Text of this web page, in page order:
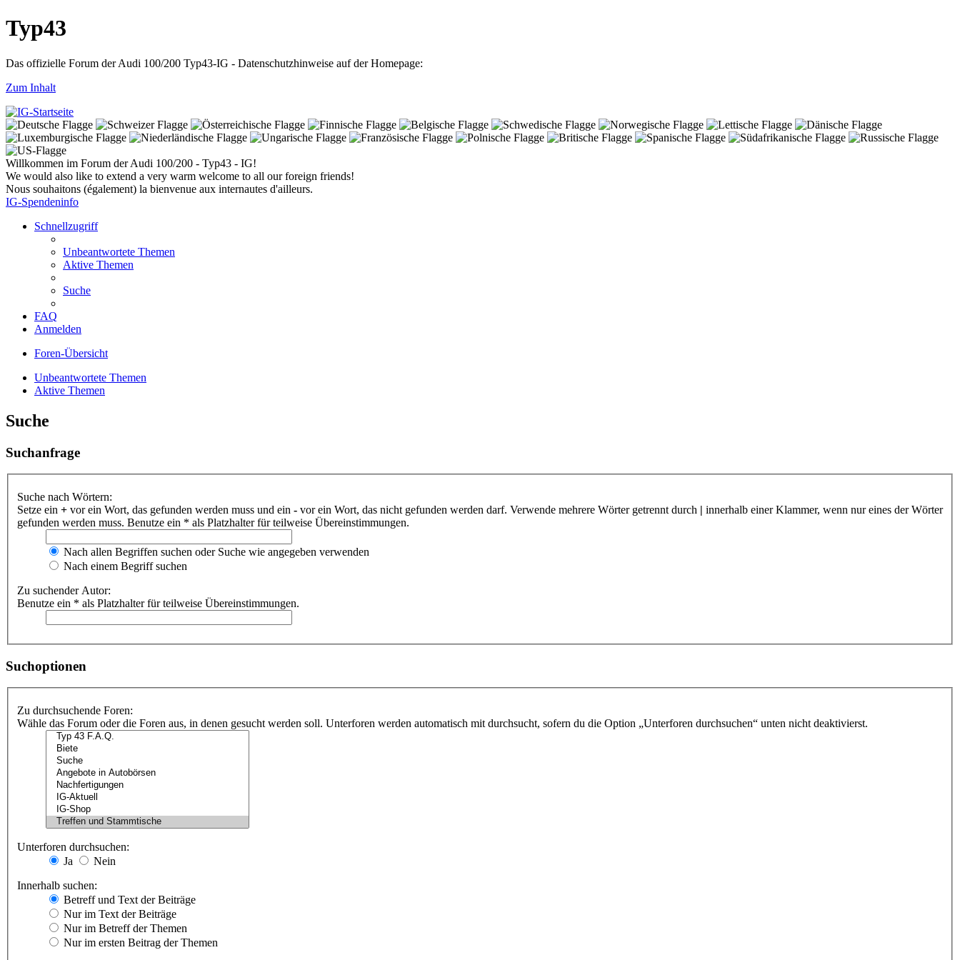
Typ43
Das offizielle Forum der Audi 100/200 Typ43-IG - Datenschutzhinweise auf der Homepage:
Zum Inhalt
Willkommen im Forum der Audi 100/200 - Typ43 - IG!
We would also like to extend a very warm welcome to all our foreign friends!
Nous souhaitons (également) la bienvenue aux internautes d'ailleurs.
IG-Spendeninfo
Schnellzugriff
Unbeantwortete Themen
Aktive Themen
Suche
FAQ
Anmelden
Foren-Übersicht
Unbeantwortete Themen
Aktive Themen
Suche
Suchanfrage
Suche nach Wörtern:
Setze ein + vor ein Wort, das gefunden werden muss und ein - vor ein Wort, das nicht gefunden werden darf. Verwende mehrere Wörter getrennt durch | innerhalb einer Klammer, wenn nur eines der Wörter
gefunden werden muss. Benutze ein * als Platzhalter für teilweise Übereinstimmungen.
Nach allen Begriffen suchen oder Suche wie angegeben verwenden
Nach einem Begriff suchen
Zu suchender Autor:
Benutze ein * als Platzhalter für teilweise Übereinstimmungen.
Suchoptionen
Zu durchsuchende Foren:
Wähle das Forum oder die Foren aus, in denen gesucht werden soll. Unterforen werden automatisch mit durchsucht, sofern du die Option „Unterforen durchsuchen“ unten nicht deaktivierst.
Unterforen durchsuchen:
Ja
Nein
Innerhalb suchen:
Betreff und Text der Beiträge
Nur im Text der Beiträge
Nur im Betreff der Themen
Nur im ersten Beitrag der Themen